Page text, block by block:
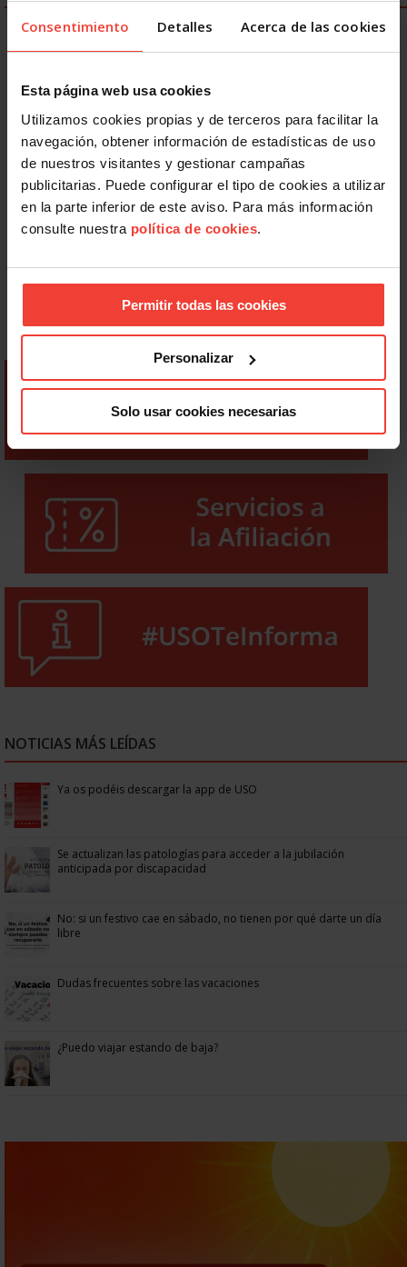
Consentimiento Detalles Acerca de las cookies
Esta página web usa cookies
Utilizamos cookies propias y de terceros para facilitar la
navegación, obtener información de estadísticas de uso
de nuestros visitantes y gestionar campañas
publicitarias. Puede configurar el tipo de cookies a utilizar
en la parte inferior de este aviso. Para más información
consulte nuestra política de cookies.
Permitir todas las cookies
Personalizar
Solo usar cookies necesarias
NOTICIAS MÁS LEÍDAS
Ya os podéis descargar la app de USO
Se actualizan las patologías para acceder a la jubilación
anticipada por discapacidad
No: si un festivo cae en sábado, no tienen por qué darte un día
libre
Dudas frecuentes sobre las vacaciones
¿Puedo viajar estando de baja?